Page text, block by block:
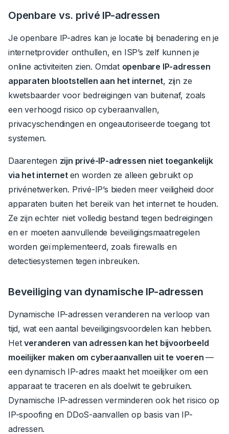
Openbare vs. privé IP-adressen
Je openbare IP-adres kan je locatie bij benadering en je
internetprovider onthullen, en ISP’s zelf kunnen je
online activiteiten zien. Omdat openbare IP-adressen
apparaten blootstellen aan het internet, zijn ze
kwetsbaarder voor bedreigingen van buitenaf, zoals
een verhoogd risico op cyberaanvallen,
privacyschendingen en ongeautoriseerde toegang tot
systemen.
Daarentegen zijn privé-IP-adressen niet toegankelijk
via het internet en worden ze alleen gebruikt op
privénetwerken. Privé-IP’s bieden meer veiligheid door
apparaten buiten het bereik van het internet te houden.
Ze zijn echter niet volledig bestand tegen bedreigingen
en er moeten aanvullende beveiligingsmaatregelen
worden geïmplementeerd, zoals firewalls en
detectiesystemen tegen inbreuken.
Beveiliging van dynamische IP-adressen
Dynamische IP-adressen veranderen na verloop van
tijd, wat een aantal beveiligingsvoordelen kan hebben.
Hetveranderen van adressen kan het bijvoorbeeld
moeilijker maken om cyberaanvallen uit te voeren—
een dynamisch IP-adres maakt het moeilijker om een
apparaat te traceren en als doelwit te gebruiken.
Dynamische IP-adressen verminderen ook het risico op
IP-spoofing en DDoS-aanvallen op basis van IP-
adressen.